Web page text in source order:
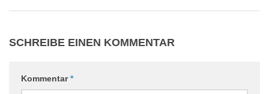
SCHREIBE EINEN KOMMENTAR
Kommentar*